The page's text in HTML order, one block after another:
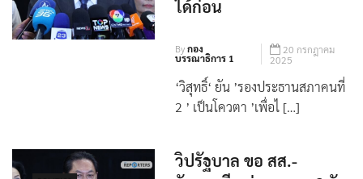
ได้ก่อน
Byกอง
บรรณาธิการ 1
20 กรกฎาคม
2025
‘วิสุทธิ์‘ ยัน ’รองประธานสภาคนที่
2 ’ เป็นโควตา ’เพื่อไ […]
วิปรัฐบาล ขอ สส.-